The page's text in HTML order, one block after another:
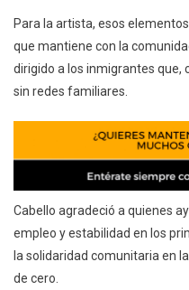
Para la artista, esos
que mantiene con la
dirigido a los inmigrantes que,
sin redes familiares.
Cabello agradeció a quienes
empleo y estabilidad en los
la solidaridad comunitaria en
de cero.